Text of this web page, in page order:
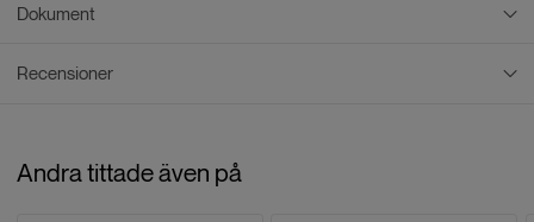
Dokument
Recensioner
Andra tittade även på